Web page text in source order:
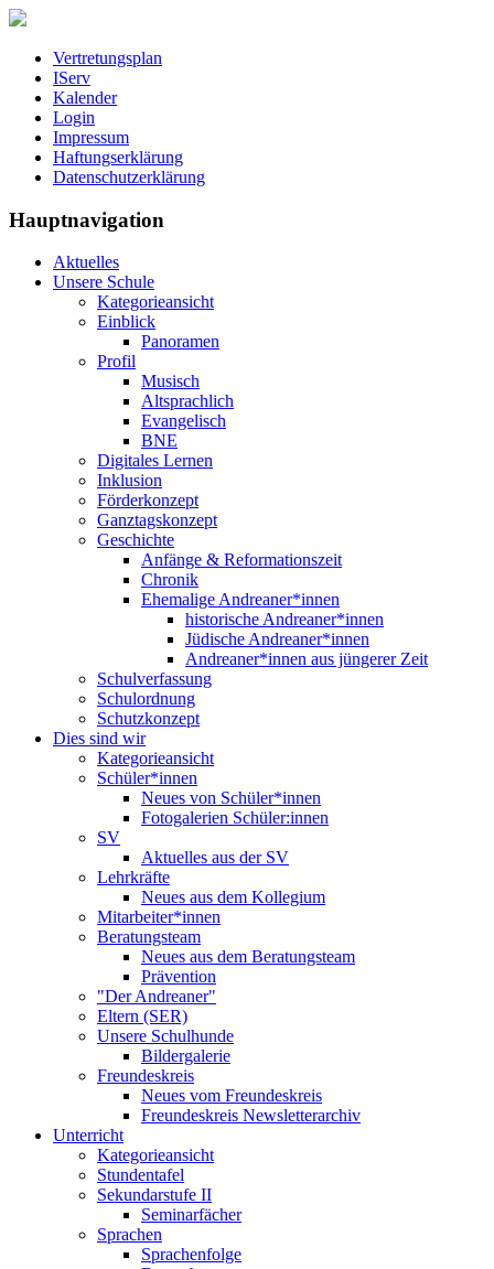
Vertretungsplan
IServ
Kalender
Login
Impressum
Haftungserklärung
Datenschutzerklärung
Hauptnavigation
Aktuelles
Unsere Schule
Kategorieansicht
Einblick
Panoramen
Profil
Musisch
Altsprachlich
Evangelisch
BNE
Digitales Lernen
Inklusion
Förderkonzept
Ganztagskonzept
Geschichte
Anfänge & Reformationszeit
Chronik
Ehemalige Andreaner*innen
historische Andreaner*innen
Jüdische Andreaner*innen
Andreaner*innen aus jüngerer Zeit
Schulverfassung
Schulordnung
Schutzkonzept
Dies sind wir
Kategorieansicht
Schüler*innen
Neues von Schüler*innen
Fotogalerien Schüler:innen
SV
Aktuelles aus der SV
Lehrkräfte
Neues aus dem Kollegium
Mitarbeiter*innen
Beratungsteam
Neues aus dem Beratungsteam
Prävention
"Der Andreaner"
Eltern (SER)
Unsere Schulhunde
Bildergalerie
Freundeskreis
Neues vom Freundeskreis
Freundeskreis Newsletterarchiv
Unterricht
Kategorieansicht
Stundentafel
Sekundarstufe II
Seminarfächer
Sprachen
Sprachenfolge